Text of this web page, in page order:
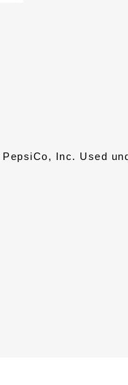
Inc. Used